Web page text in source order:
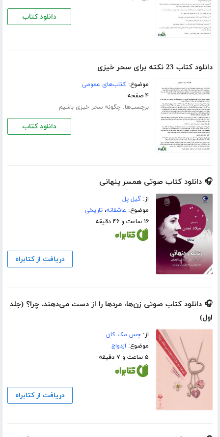
دانلود کتاب
دانلود کتاب 23 نکته برای سحر خیزی
موضوع:کتاب‌های عمومی
۴ صفحه
برچسب‌ها: چگونه سحر خیزی باشیم
دانلود کتاب
🎧 دانلود کتاب صوتی همسر پنهانی
از:گیل پل
موضوع: عاشقانه،تاریخی
۱۶ ساعت و ۴۶ دقیقه
دریافت از کتابراه
🎧 دانلود کتاب صوتی زن‌ها، مردها را از دست می‌دهند، چرا؟ (جلد
اول)
از:جس مک کان
موضوع: ازدواج
۵ ساعت و ۷ دقیقه
دریافت از کتابراه